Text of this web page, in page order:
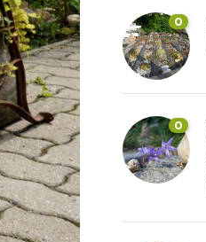
0
0